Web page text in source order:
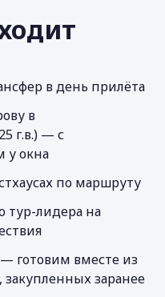
в день прилёта
в
г.в.) — с
у окна
по маршруту
тур-лидера на
готовим вместе из
заранее